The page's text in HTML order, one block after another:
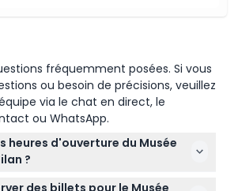
fréquemment posées. Si vous
ou besoin de précisions, veuillez
via le chat en direct, le
ou WhatsApp.
heures d'ouverture du Musée
?
est ouvert tous les jours de
des billets pour le Musée